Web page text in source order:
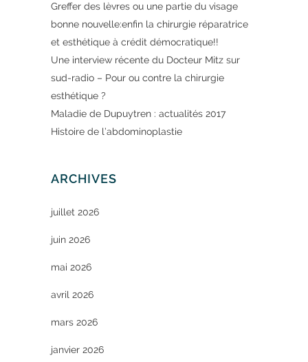
Greffer des lèvres ou une partie du visage
bonne nouvelle:enfin la chirurgie réparatrice
et esthétique à crédit démocratique!!
Une interview récente du Docteur Mitz sur
sud-radio – Pour ou contre la chirurgie
esthétique ?
Maladie de Dupuytren : actualités 2017
Histoire de l’abdominoplastie
ARCHIVES
juillet 2026
juin 2026
mai 2026
avril 2026
mars 2026
janvier 2026